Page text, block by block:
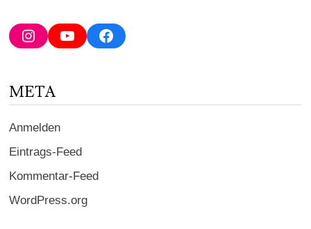
Adresse
ein ...
InstagramYouTubeFacebook
META
Anmelden
Eintrags-Feed
Kommentar-Feed
WordPress.org